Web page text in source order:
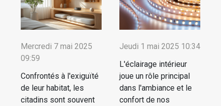
Mercredi 7 mai 2025
09:59
Confrontés à l'exiguïté
de leur habitat, les
citadins sont souvent
Jeudi 1 mai 2025 10:34
L'éclairage intérieur
joue un rôle principal
dans l'ambiance et le
confort de nos